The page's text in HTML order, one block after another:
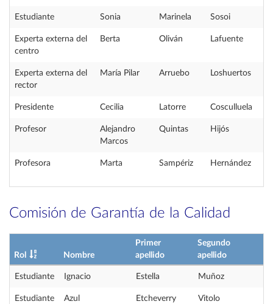
Estudiante Sonia Marinela Sosoi
Experta externa del
centro
Berta Oliván Lafuente
Experta externa del
rector
María Pilar Arruebo Loshuertos
Presidente Cecilia Latorre Cosculluela
Profesor
Alejandro
Marcos
Quintas Hijós
Profesora Marta Sampériz Hernández
Comisión de Garantía de la Calidad
Rol Nombre
Primer
apellido
Segundo
apellido
Estudiante Ignacio Estella Muñoz
Estudiante Azul Etcheverry Vitolo